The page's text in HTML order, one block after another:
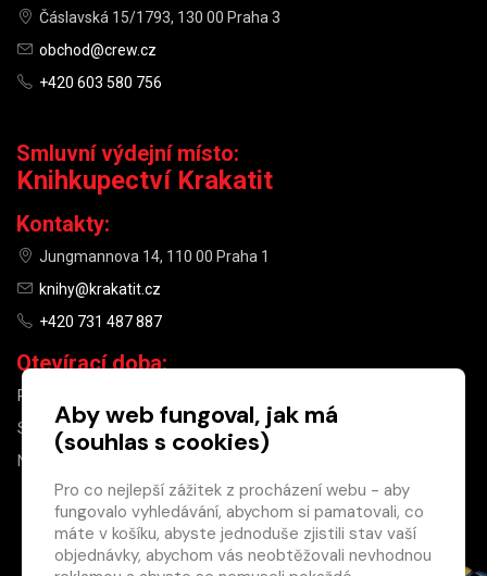
×
Máte u nás již
Čáslavská 15/1793, 130 00 Praha 3
obchod@crew.cz
+420 603 580 756
Smluvní výdejní místo:
Knihkupectví Krakatit
Kontakty:
Jungmannova 14, 110 00 Praha 1
knihy@krakatit.cz
+420 731 487 887
Otevírací doba:
PO–PÁ
SO
10:00–13:00
NE
Aby web fungoval, jak má
(souhlas s cookies)
Pro co nejlepší zážitek z procházení webu - aby
fungovalo vyhledávání, abychom si pamatovali, co
máte v košíku, abyste jednoduše zjistili stav vaší
objednávky, abychom vás neobtěžovali nevhodnou